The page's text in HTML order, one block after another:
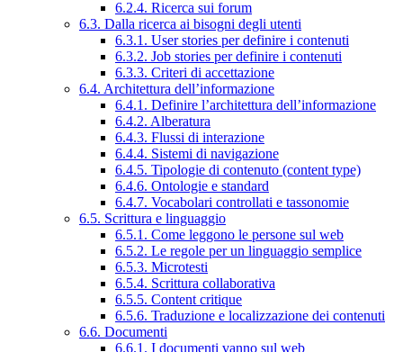
6.2.4. Ricerca sui forum
6.3. Dalla ricerca ai bisogni degli utenti
6.3.1. User stories per definire i contenuti
6.3.2. Job stories per definire i contenuti
6.3.3. Criteri di accettazione
6.4. Architettura dell’informazione
6.4.1. Definire l’architettura dell’informazione
6.4.2. Alberatura
6.4.3. Flussi di interazione
6.4.4. Sistemi di navigazione
6.4.5. Tipologie di contenuto (content type)
6.4.6. Ontologie e standard
6.4.7. Vocabolari controllati e tassonomie
6.5. Scrittura e linguaggio
6.5.1. Come leggono le persone sul web
6.5.2. Le regole per un linguaggio semplice
6.5.3. Microtesti
6.5.4. Scrittura collaborativa
6.5.5. Content critique
6.5.6. Traduzione e localizzazione dei contenuti
6.6. Documenti
6.6.1. I documenti vanno sul web